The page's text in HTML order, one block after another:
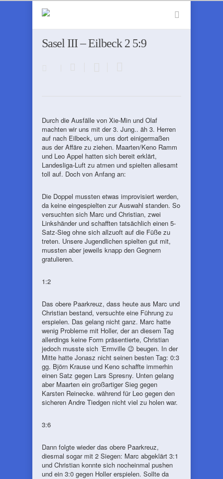
Sasel III – Eilbeck 2 5:9
Durch die Ausfälle von Xie-Min und Olaf
machten wir uns mit der 3. Jung.. äh 3. Herren
auf nach Eilbeck, um uns dort einigermaßen
aus der Affäre zu ziehen. Maarten/Keno Ramm
und Leo Appel hatten sich bereit erklärt,
Landesliga-Luft zu atmen und spielten allesamt
toll auf. Doch von Anfang an:
Die Doppel mussten etwas improvisiert werden,
da keine eingespielten zur Auswahl standen. So
versuchten sich Marc und Christian, zwei
Linkshänder und schafften tatsächlich einen 5-
Satz-Sieg ohne sich allzuoft auf die Füße zu
treten. Unsere Jugendlichen spielten gut mit,
mussten aber jeweils knapp den Gegnern
gratulieren.
1:2
Das obere Paarkreuz, dass heute aus Marc und
Christian bestand, versuchte eine Führung zu
erspielen. Das gelang nicht ganz. Marc hatte
wenig Probleme mit Holler, der an diesem Tag
allerdings keine Form präsentierte, Christian
jedoch musste sich ´Ermville 😉 beugen. In der
Mitte hatte Jonasz nicht seinen besten Tag: 0:3
gg. Björn Krause und Keno schaffte immerhin
einen Satz gegen Lars Spresny. Unten gelang
aber Maarten ein großartiger Sieg gegen
Karsten Reinecke. während für Leo gegen den
sicheren Andre Tiedgen nicht viel zu holen war.
3:6
Dann folgte wieder das obere Paarkreuz,
diesmal sogar mit 2 Siegen: Marc abgeklärt 3:1
und Christian konnte sich nocheinmal pushen
und ein 3:0 gegen Holler erspielen. Sollte da